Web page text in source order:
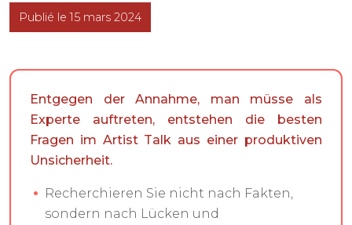
Publié le 15 mars 2024
Entgegen der Annahme, man müsse als
Experte auftreten, entstehen die besten
Fragen im Artist Talk aus einer produktiven
Unsicherheit.
Recherchieren Sie nicht nach Fakten,
sondern nach Lücken und